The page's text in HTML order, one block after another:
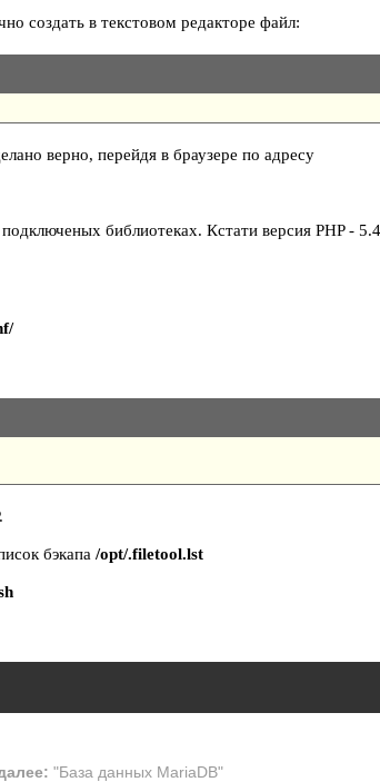
создать в текстовом редакторе файл:
верно, перейдя в браузере по адресу
библиотеках. Кстати версия PHP -
бэкапа/opt/.filetool.lst
"База данных MariaDB"